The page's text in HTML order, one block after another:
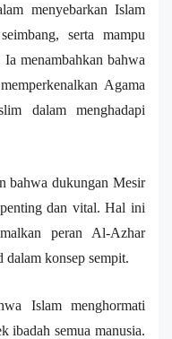
menyebarkan Islam
serta mampu
Ia menambahkan bahwa
Agama
dalam menghadapi
bahwa dukungan Mesir
penting dan vital. Hal ini
peran Al-Azhar
dalam konsep sempit.
Islam menghormati
ibadah semua manusia.